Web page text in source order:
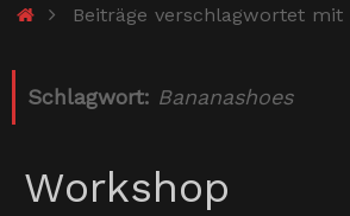
StartBeiträge verschlagwortet mit
Schlagwort: Bananashoes
Workshop